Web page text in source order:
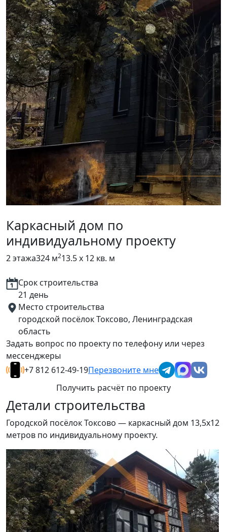
Каркасный дом по
индивидуальному проекту
2 этажа324 м213.5 x 12 кв. м
Срок строительства
21 день
Место строительства
городской посёлок Токсово, Ленинградская
область
Задать вопрос по проекту по телефону или через
мессенджеры
+7 812 612-49-19Перезвоните мне
Получить расчёт по проекту
Детали строительства
Городской посёлок Токсово — каркасный дом 13,5х12
метров по индивидуальному проекту.